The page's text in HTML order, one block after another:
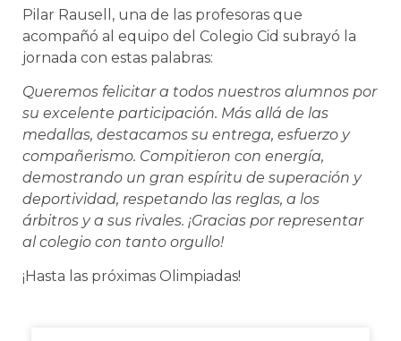
Pilar Rausell, una de las profesoras que
acompañó al equipo del Colegio Cid subrayó la
jornada con estas palabras:
Queremos felicitar a todos nuestros alumnos por
su excelente participación. Más allá de las
medallas, destacamos su entrega, esfuerzo y
compañerismo. Compitieron con energía,
demostrando un gran espíritu de superación y
deportividad, respetando las reglas, a los
árbitros y a sus rivales. ¡Gracias por representar
al colegio con tanto orgullo!
¡Hasta las próximas Olimpiadas!